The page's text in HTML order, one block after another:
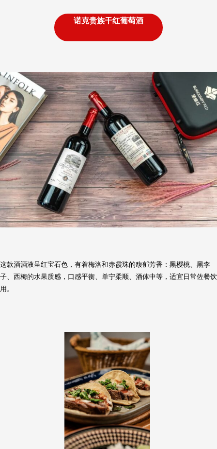
诺克贵族干红葡萄酒
这款酒酒液呈红宝石色，有着梅洛和赤霞珠的馥郁芳香：黑樱桃、黑李
子、西梅的水果质感，口感平衡、单宁柔顺、酒体中等，适宜日常佐餐饮
用。